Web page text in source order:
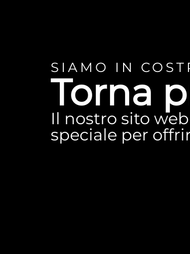
SIAMO IN
Torna
Il nostro sito
speciale per